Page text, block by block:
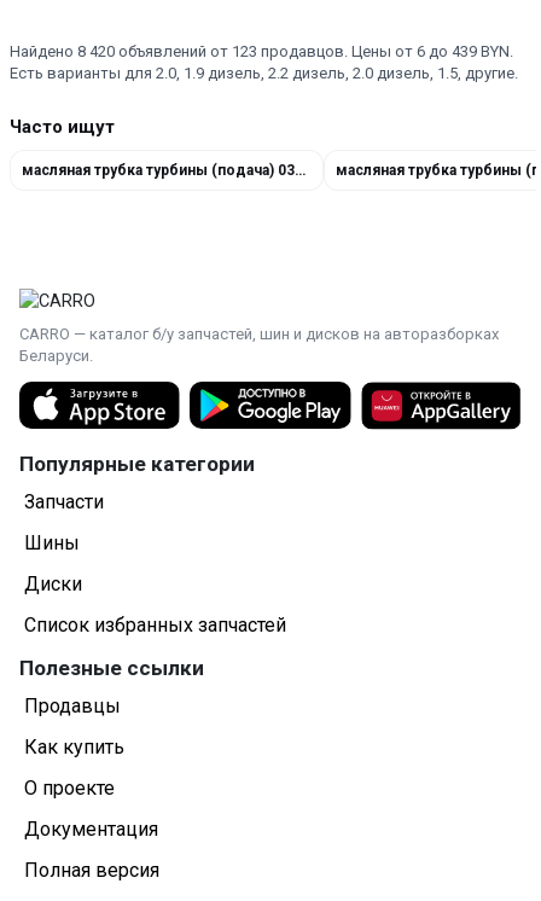
Найдено 8 420 объявлений от 123 продавцов. Цены от 6 до 439 BYN.
Есть варианты для 2.0, 1.9 дизель, 2.2 дизель, 2.0 дизель, 1.5, другие.
Часто ищут
масляная трубка турбины (подача) 038145736C
CARRO — каталог б/у запчастей, шин и дисков на авторазборках
Беларуси.
Популярные категории
Запчасти
Шины
Диски
Список избранных запчастей
Полезные ссылки
Продавцы
Как купить
О проекте
Документация
Полная версия